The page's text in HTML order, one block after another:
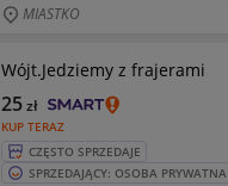
MIASTKO
Wójt.Jedziemy z frajerami
KUP TERAZ
25zł
CZĘSTO SPRZEDAJE
SPRZEDAJĄCY: OSOBA PRYWATNA